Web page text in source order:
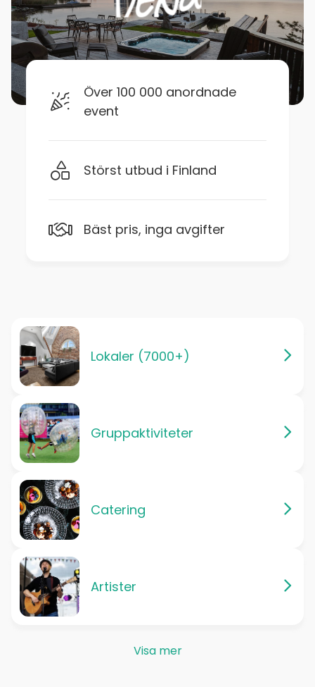
Över 100 000 anordnade
event
Störst utbud i Finland
Bäst pris, inga avgifter
Lokaler (7000+)
Gruppaktiviteter
Catering
Artister
Visa mer